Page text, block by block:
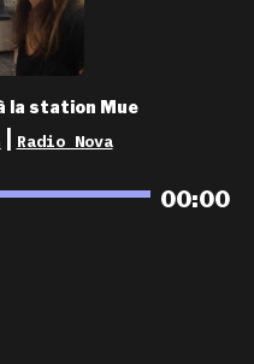
la station Mue
Radio Nova
00:00